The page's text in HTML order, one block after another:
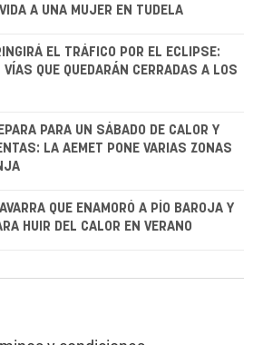
A UNA MUJER EN TUDELA
EL TRÁFICO POR EL ECLIPSE:
QUE QUEDARÁN CERRADAS A LOS
PARA UN SÁBADO DE CALOR Y
LA AEMET PONE VARIAS ZONAS
QUE ENAMORÓ A PÍO BAROJA Y
HUIR DEL CALOR EN VERANO